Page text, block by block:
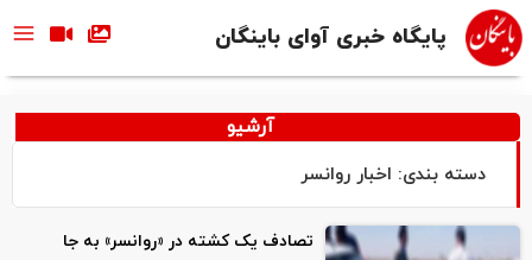
پایگاه خبری آوای باینگان
آرشیو
دسته بندی: اخبار روانسر
تصادف یک کشته در «روانسر» به جا